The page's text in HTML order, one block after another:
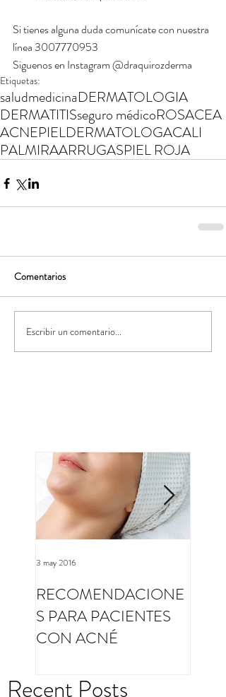
Si tienes alguna duda comunícate con nuestra
línea 3007770953
Siguenos en Instagram @draquirozderma
Etiquetas:
saludmedicinaDERMATOLOGIA
DERMATITISseguro médicoROSACEA
ACNEPIELDERMATOLOGACALI
PALMIRAARRUGASPIEL ROJA
Comentarios
Escribir un comentario...
Recent Posts
RECOMENDACIONE
S PARA PACIENTES
CON ACNÉ
3 may 2016